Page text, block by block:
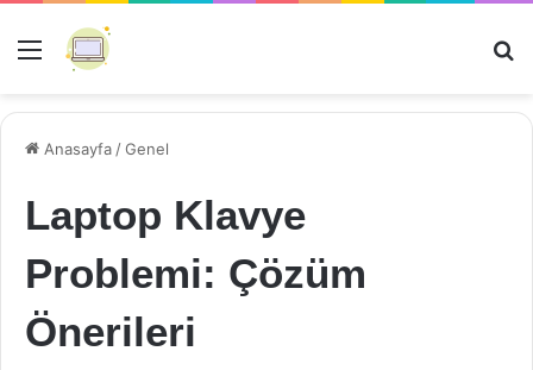
Menü
Anasayfa /Genel
Laptop Klavye
Problemi: Çözüm
Önerileri